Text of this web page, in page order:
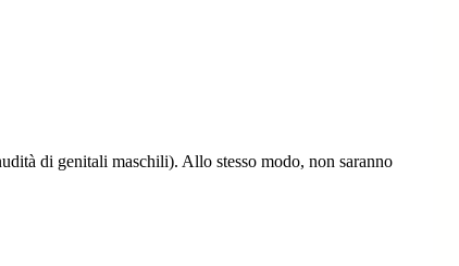
di genitali maschili). Allo stesso modo, non saranno